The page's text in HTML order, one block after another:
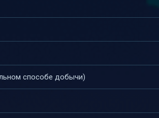
способе добычи)